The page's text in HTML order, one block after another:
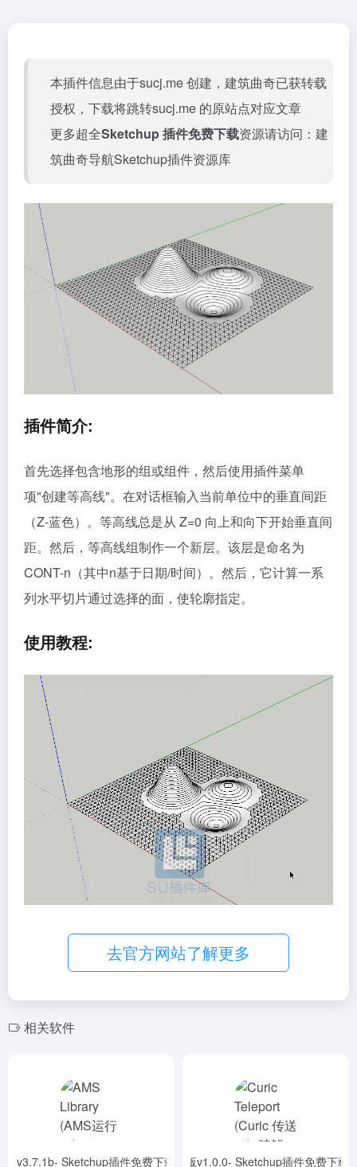
本插件信息由于sucj.me 创建，建筑曲奇已获转载
授权，下载将跳转sucj.me 的原站点对应文章
更多超全Sketchup 插件免费下载资源请访问： 建
筑曲奇导航Sketchup插件资源库
插件简介:
首先选择包含地形的组或组件，然后使用插件菜单
项"创建等高线"。在对话框输入当前单位中的垂直间距
（Z-蓝色）。等高线总是从 Z=0 向上和向下开始垂直间
距。然后，等高线组制作一个新层。该层是命名为
CONT-n（其中n基于日期/时间）。然后，它计算一系
列水平切片通过选择的面，使轮廓指定。
使用教程:
去官方网站了解更多
相关软件
) v3.7.1b- Sketchup插件免费下载 - AMS Library (AMS运行库) -
(Curic 传送门) -破解版-汉化版v1.0.0- Sketchup插件免费下载